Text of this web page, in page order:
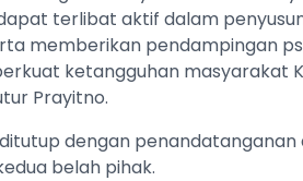
terlibat aktif dalam
memberikan pendampingan
ketangguhan masyarakat
Prayitno.
dengan
belah pihak.